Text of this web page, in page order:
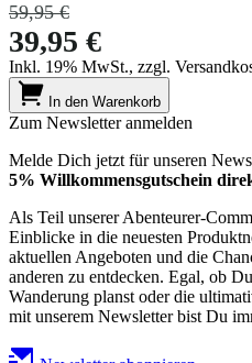
59,95 €
39,95 €
Inkl. 19% MwSt., zzgl.
In den Warenkorb
Zum Newsletter anmelden
Melde Dich jetzt für unseren
5% Willkommensgutschein
Als Teil unserer Abenteurer-
Einblicke in die neuesten
aktuellen Angeboten und die
anderen zu entdecken. Egal, ob
Wanderung planst oder die
mit unserem Newsletter bist Du